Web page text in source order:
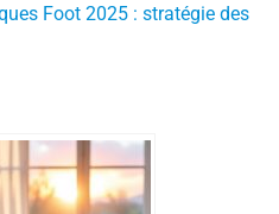
Foot 2025 : stratégie des